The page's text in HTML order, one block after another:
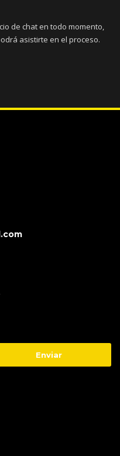
de chat en todo momento,
asistirte en el proceso.